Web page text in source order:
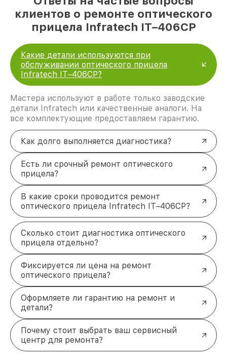
клиентов о ремонте оптического
прицела Infratech IT–406СP
Какие детали используются при
обслуживании оптического прицела
Infratech IT–406СP?
Мастера используют в работе только заводские
детали Infratech или качественные аналоги. На
все комплектующие предоставляем гарантию.
Как долго выполняется диагностика?
Есть ли срочный ремонт оптического
прицела?
В какие сроки проводится ремонт
оптического прицела Infratech IT–406СP?
Сколько стоит диагностика оптического
прицела отдельно?
Фиксируется ли цена на ремонт
оптического прицела?
Оформляете ли гарантию на ремонт и
детали?
Почему стоит выбрать ваш сервисный
центр для ремонта?